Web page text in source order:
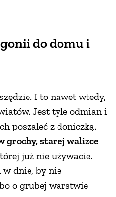
do domu i
I to nawet wtedy,
Jest tyle odmian i
poszaleć z doniczką.
grochy, starej walizce
już nie używacie.
w dnie, by nie
o grubej warstwie